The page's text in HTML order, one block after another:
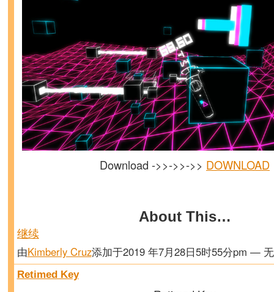
Download ->>->>->> DOWNLOAD
About This…
继续
由Kimberly Cruz添加于2019 年7月28日5时55分pm —
Retimed Key